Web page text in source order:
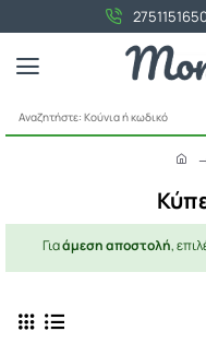
2751151650
Αναζητήστε:
m
e
Γιαάμεση αποστολή,